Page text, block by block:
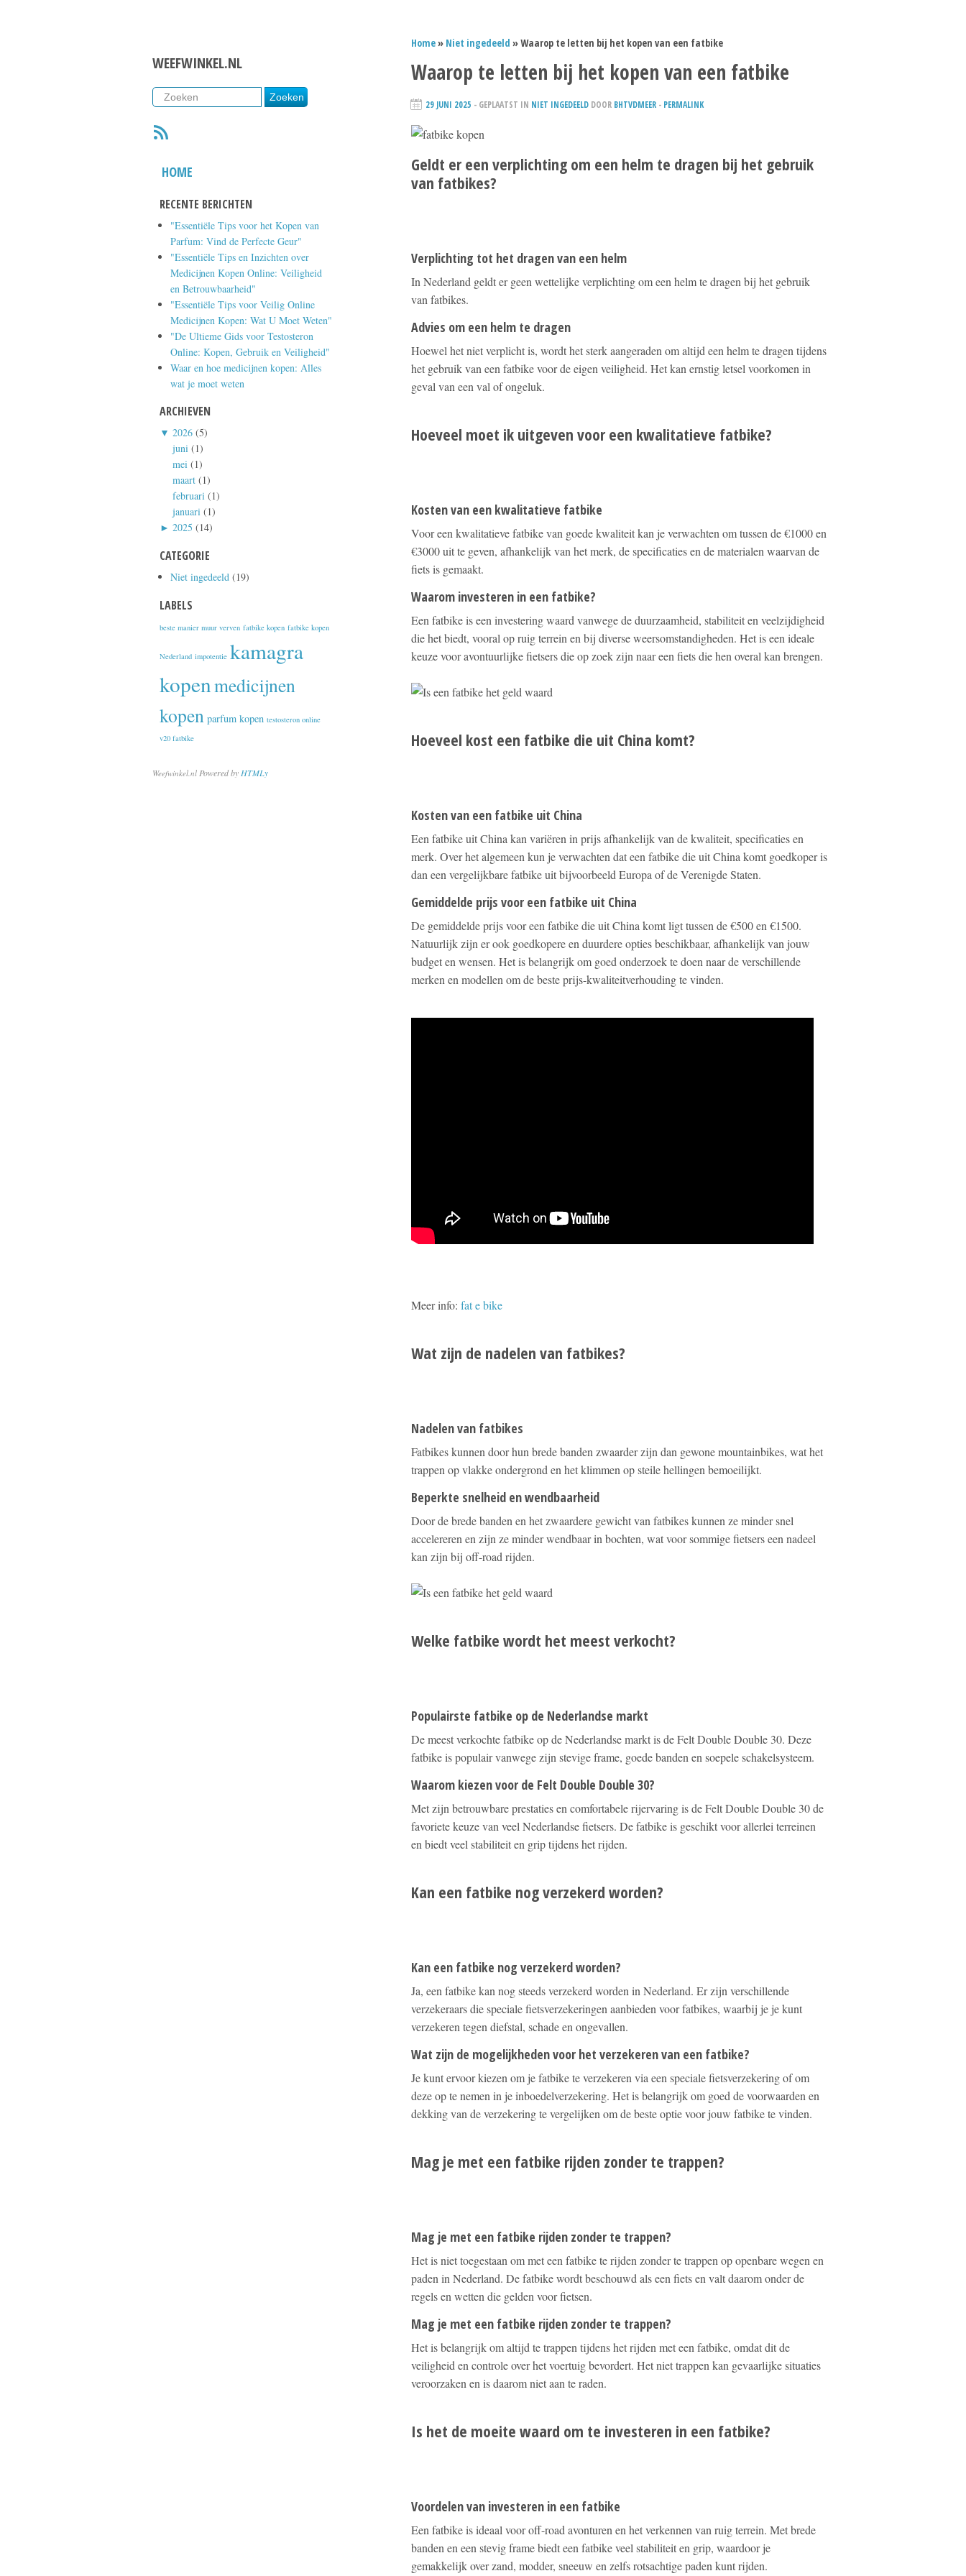
WEEFWINKEL.NL
HOME
RECENTE BERICHTEN
"Essentiële Tips voor het Kopen van
Parfum: Vind de Perfecte Geur"
"Essentiële Tips en Inzichten over
Medicijnen Kopen Online: Veiligheid
en Betrouwbaarheid"
"Essentiële Tips voor Veilig Online
Medicijnen Kopen: Wat U Moet Weten"
"De Ultieme Gids voor Testosteron
Online: Kopen, Gebruik en Veiligheid"
Waar en hoe medicijnen kopen: Alles
wat je moet weten
ARCHIEVEN
▼ 2026 (5)
juni (1)
mei (1)
maart (1)
februari (1)
januari (1)
► 2025 (14)
CATEGORIE
Niet ingedeeld (19)
LABELS
beste manier muur verven fatbike kopen fatbike kopen
Nederland impotentie kamagra
kopenmedicijnen
kopen parfum kopen testosteron online
v20 fatbike
Weefwinkel.nl Powered by HTMLy
Home» Niet ingedeeld » Waarop te letten bij het kopen van een fatbike
Waarop te letten bij het kopen van een fatbike
29 JUNI 2025 - GEPLAATST IN NIET INGEDEELD DOOR BHTVDMEER - PERMALINK
Geldt er een verplichting om een helm te dragen bij het gebruik
van fatbikes?
Verplichting tot het dragen van een helm
In Nederland geldt er geen wettelijke verplichting om een helm te dragen bij het gebruik
van fatbikes.
Advies om een helm te dragen
Hoewel het niet verplicht is, wordt het sterk aangeraden om altijd een helm te dragen tijdens
het gebruik van een fatbike voor de eigen veiligheid. Het kan ernstig letsel voorkomen in
geval van een val of ongeluk.
Hoeveel moet ik uitgeven voor een kwalitatieve fatbike?
Kosten van een kwalitatieve fatbike
Voor een kwalitatieve fatbike van goede kwaliteit kan je verwachten om tussen de €1000 en
€3000 uit te geven, afhankelijk van het merk, de specificaties en de materialen waarvan de
fiets is gemaakt.
Waarom investeren in een fatbike?
Een fatbike is een investering waard vanwege de duurzaamheid, stabiliteit en veelzijdigheid
die het biedt, vooral op ruig terrein en bij diverse weersomstandigheden. Het is een ideale
keuze voor avontuurlijke fietsers die op zoek zijn naar een fiets die hen overal kan brengen.
Hoeveel kost een fatbike die uit China komt?
Kosten van een fatbike uit China
Een fatbike uit China kan variëren in prijs afhankelijk van de kwaliteit, specificaties en
merk. Over het algemeen kun je verwachten dat een fatbike die uit China komt goedkoper is
dan een vergelijkbare fatbike uit bijvoorbeeld Europa of de Verenigde Staten.
Gemiddelde prijs voor een fatbike uit China
De gemiddelde prijs voor een fatbike die uit China komt ligt tussen de €500 en €1500.
Natuurlijk zijn er ook goedkopere en duurdere opties beschikbaar, afhankelijk van jouw
budget en wensen. Het is belangrijk om goed onderzoek te doen naar de verschillende
merken en modellen om de beste prijs-kwaliteitverhouding te vinden.
Meer info: fat e bike
Wat zijn de nadelen van fatbikes?
Nadelen van fatbikes
Fatbikes kunnen door hun brede banden zwaarder zijn dan gewone mountainbikes, wat het
trappen op vlakke ondergrond en het klimmen op steile hellingen bemoeilijkt.
Beperkte snelheid en wendbaarheid
Door de brede banden en het zwaardere gewicht van fatbikes kunnen ze minder snel
accelereren en zijn ze minder wendbaar in bochten, wat voor sommige fietsers een nadeel
kan zijn bij off-road rijden.
Welke fatbike wordt het meest verkocht?
Populairste fatbike op de Nederlandse markt
De meest verkochte fatbike op de Nederlandse markt is de Felt Double Double 30. Deze
fatbike is populair vanwege zijn stevige frame, goede banden en soepele schakelsysteem.
Waarom kiezen voor de Felt Double Double 30?
Met zijn betrouwbare prestaties en comfortabele rijervaring is de Felt Double Double 30 de
favoriete keuze van veel Nederlandse fietsers. De fatbike is geschikt voor allerlei terreinen
en biedt veel stabiliteit en grip tijdens het rijden.
Kan een fatbike nog verzekerd worden?
Kan een fatbike nog verzekerd worden?
Ja, een fatbike kan nog steeds verzekerd worden in Nederland. Er zijn verschillende
verzekeraars die speciale fietsverzekeringen aanbieden voor fatbikes, waarbij je je kunt
verzekeren tegen diefstal, schade en ongevallen.
Wat zijn de mogelijkheden voor het verzekeren van een fatbike?
Je kunt ervoor kiezen om je fatbike te verzekeren via een speciale fietsverzekering of om
deze op te nemen in je inboedelverzekering. Het is belangrijk om goed de voorwaarden en
dekking van de verzekering te vergelijken om de beste optie voor jouw fatbike te vinden.
Mag je met een fatbike rijden zonder te trappen?
Mag je met een fatbike rijden zonder te trappen?
Het is niet toegestaan om met een fatbike te rijden zonder te trappen op openbare wegen en
paden in Nederland. De fatbike wordt beschouwd als een fiets en valt daarom onder de
regels en wetten die gelden voor fietsen.
Mag je met een fatbike rijden zonder te trappen?
Het is belangrijk om altijd te trappen tijdens het rijden met een fatbike, omdat dit de
veiligheid en controle over het voertuig bevordert. Het niet trappen kan gevaarlijke situaties
veroorzaken en is daarom niet aan te raden.
Is het de moeite waard om te investeren in een fatbike?
Voordelen van investeren in een fatbike
Een fatbike is ideaal voor off-road avonturen en het verkennen van ruig terrein. Met brede
banden en een stevig frame biedt een fatbike veel stabiliteit en grip, waardoor je
gemakkelijk over zand, modder, sneeuw en zelfs rotsachtige paden kunt rijden.